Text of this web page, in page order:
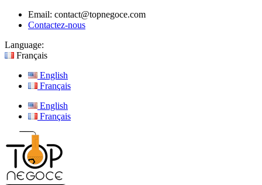
Email: contact@topnegoce.com
Contactez-nous
Language:
Français
English
Français
English
Français